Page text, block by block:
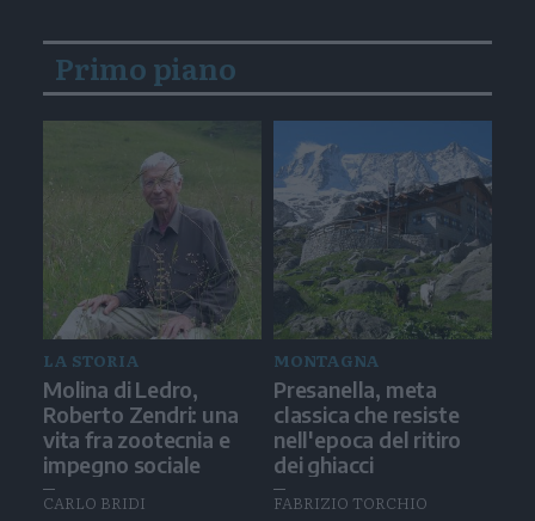
Primo piano
LA STORIA
Molina di Ledro,
Roberto Zendri: una
vita fra zootecnia e
impegno sociale
CARLO BRIDI
MONTAGNA
Presanella, meta
classica che resiste
nell'epoca del ritiro
dei ghiacci
FABRIZIO TORCHIO